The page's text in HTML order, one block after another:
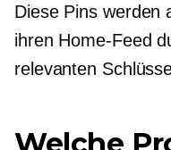
Diese Pins werden
ihren Home-Feed
relevanten